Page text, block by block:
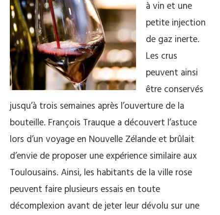
à vin et une
petite injection
de gaz inerte.
Les crus
peuvent ainsi
être conservés
jusqu’à trois semaines après l’ouverture de la
bouteille. François Trauque a découvert l’astuce
lors d’un voyage en Nouvelle Zélande et brûlait
d’envie de proposer une expérience similaire aux
Toulousains. Ainsi, les habitants de la ville rose
peuvent faire plusieurs essais en toute
décomplexion avant de jeter leur dévolu sur une